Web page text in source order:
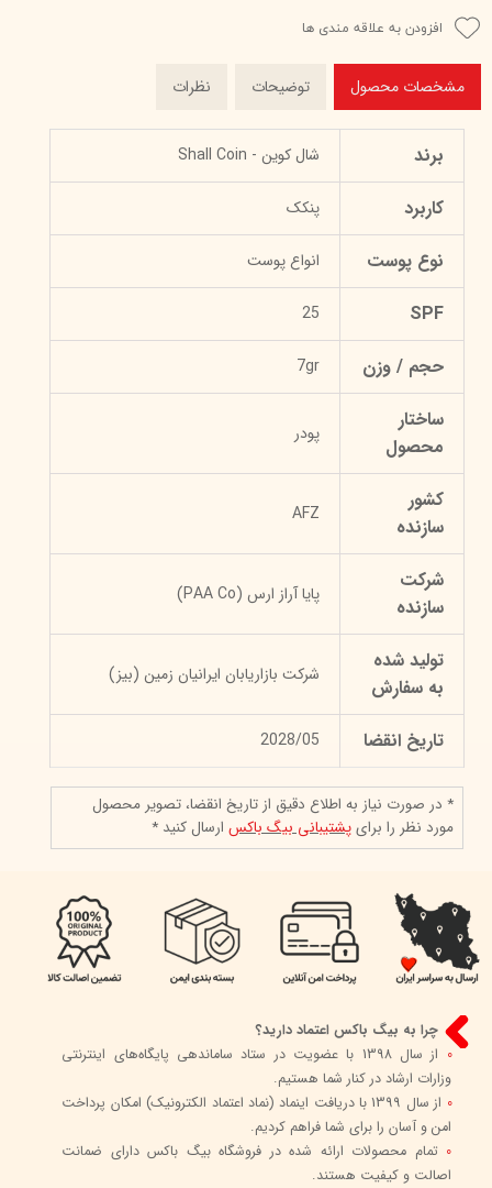
افزودن به علاقه مندی ها
مشخصات محصول توضیحات نظرات
برند شال کوین - Shall Coin
کاربرد پنکک
نوع پوست انواع پوست
SPF
25
حجم / وزن 7gr
ساختار
محصول
پودر
کشور
سازنده
AFZ
شرکت
سازنده
پایا آراز ارس (PAA Co)
تولید شده
به سفارش
شرکت بازاریابان ایرانیان زمین (بیز)
تاریخ انقضا 2028/05
* در صورت نیاز به اطلاع دقیق از تاریخ انقضا، تصویر محصول
مورد نظر را برایپشتیبانی بیگ باکسارسال کنید *
چرا به بیگ باکس اعتماد دارید؟
0
از سال 1398 با عضویت در ستاد ساماندهی پایگاه‌های اینترنتی
وزارات ارشاد در کنار شما هستیم.
0
از سال 1399 با دریافت اینماد (نماد اعتماد الکترونیک) امکان پرداخت
امن و آسان را برای شما فراهم کردیم.
0 تمام محصولات ارائه شده در فروشگاه بیگ باکس دارای ضمانت
اصالت و کیفیت هستند.